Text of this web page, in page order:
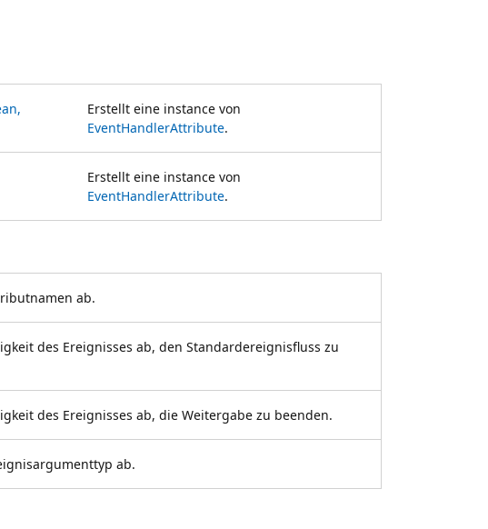
Erstellt eine instance von
EventHandlerAttribute.
Erstellt eine instance von
EventHandlerAttribute.
ab.
des Ereignisses ab, den Standardereignisfluss zu
des Ereignisses ab, die Weitergabe zu beenden.
ab.